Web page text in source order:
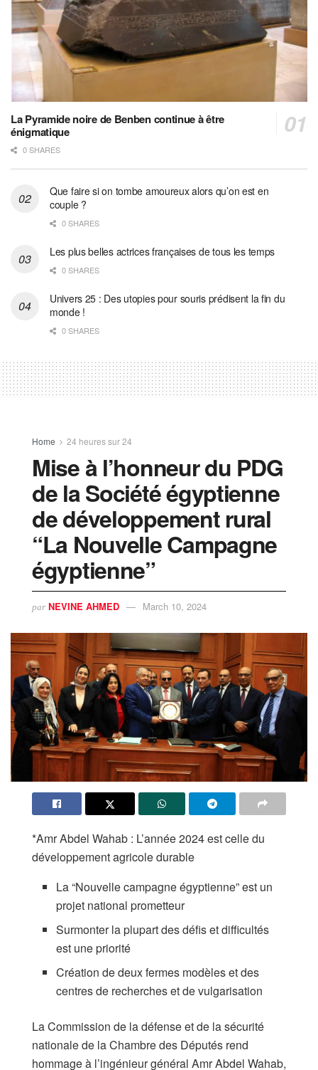
La Pyramide noire de Benben continue à être
énigmatique
0 SHARES
Que faire si on tombe amoureux alors qu’on est en
couple ?
0 SHARES
Les plus belles actrices françaises de tous les temps
0 SHARES
Univers 25 : Des utopies pour souris prédisent la fin du
monde !
0 SHARES
Home 24 heures sur 24
Mise à l’honneur du PDG
de la Société égyptienne
de développement rural
“La Nouvelle Campagne
égyptienne”
par NEVINE AHMED March 10, 2024
*Amr Abdel Wahab : L’année 2024 est celle du
développement agricole durable
La “Nouvelle campagne égyptienne” est un
projet national prometteur
Surmonter la plupart des défis et difficultés
est une priorité
Création de deux fermes modèles et des
centres de recherches et de vulgarisation
La Commission de la défense et de la sécurité
nationale de la Chambre des Députés rend
hommage à l’ingénieur général Amr Abdel Wahab,